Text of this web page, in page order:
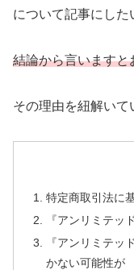
について記事にした
結論から言いますと
その理由を紐解いて
特定商取引法に
『アンリミテッ
『アンリミテッ
かない可能性が